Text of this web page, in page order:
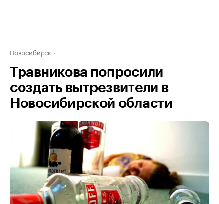
Новосибирск
Травникова попросили
создать вытрезвители в
Новосибирской области